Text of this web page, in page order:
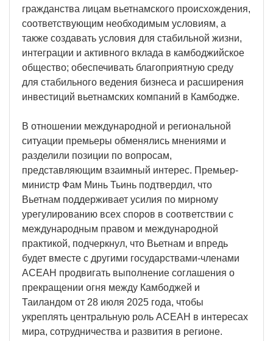
гражданства лицам вьетнамского происхождения,
соответствующим необходимым условиям, а
также создавать условия для стабильной жизни,
интеграции и активного вклада в камбоджийское
общество; обеспечивать благоприятную среду
для стабильного ведения бизнеса и расширения
инвестиций вьетнамских компаний в Камбодже.
В отношении международной и региональной
ситуации премьеры обменялись мнениями и
разделили позиции по вопросам,
представляющим взаимный интерес. Премьер-
министр Фам Минь Тьинь подтвердил, что
Вьетнам поддерживает усилия по мирному
урегулированию всех споров в соответствии с
международным правом и международной
практикой, подчеркнул, что Вьетнам и впредь
будет вместе с другими государствами-членами
АСЕАН продвигать выполнение соглашения о
прекращении огня между Камбоджей и
Таиландом от 28 июля 2025 года, чтобы
укреплять центральную роль АСЕАН в интересах
мира, сотрудничества и развития в регионе.